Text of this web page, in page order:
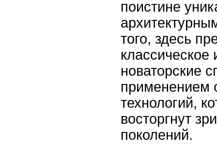
поистине
того, здесь
классическое
новаторские
применением
технологий,
восторгнут
поколений.